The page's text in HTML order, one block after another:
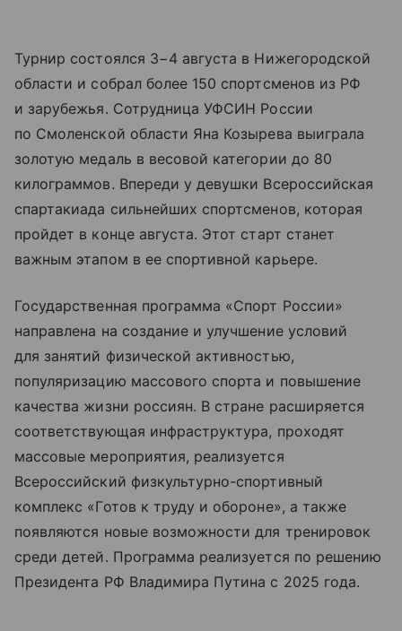
Турнир состоялся 3−4 августа в Нижегородской
области и собрал более 150 спортсменов из РФ
и зарубежья. Сотрудница УФСИН России
по Смоленской области Яна Козырева выиграла
золотую медаль в весовой категории до 80
килограммов. Впереди у девушки Всероссийская
спартакиада сильнейших спортсменов, которая
пройдет в конце августа. Этот старт станет
важным этапом в ее спортивной карьере.
Государственная программа «Спорт России»
направлена на создание и улучшение условий
для занятий физической активностью,
популяризацию массового спорта и повышение
качества жизни россиян. В стране расширяется
соответствующая инфраструктура, проходят
массовые мероприятия, реализуется
Всероссийский физкультурно-спортивный
комплекс «Готов к труду и обороне», а также
появляются новые возможности для тренировок
среди детей. Программа реализуется по решению
Президента РФ Владимира Путина с 2025 года.